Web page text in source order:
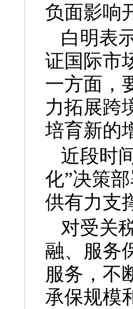
负面影响
白明表
证国际市
一方面，
力拓展跨
培育新的
近段时
化”决策
供有力
对受关
融、服务
服务，不
承保规模